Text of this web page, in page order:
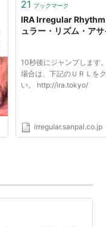
21 ブックマーク
IRA Irregular
ュラー・リズム・ア
10秒後にジャンプします
場合は、下記のＵＲＬを
い。 http://ira.tokyo/
irregular.sanpal.co.jp